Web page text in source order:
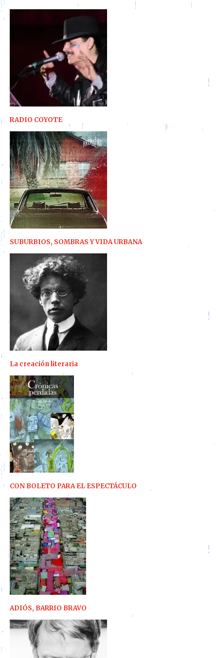
RADIO COYOTE
SUBURBIOS, SOMBRAS Y VIDA URBANA
La creación literaria
CON BOLETO PARA EL ESPECTÁCULO
ADIÓS, BARRIO BRAVO